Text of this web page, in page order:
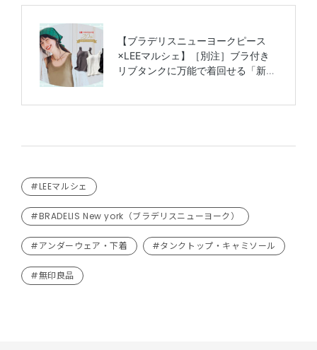
#LEEマルシェ
#BRADELIS New york（ブラデリスニューヨーク）
#アンダーウェア・下着 #タンクトップ・キャミソール
#無印良品